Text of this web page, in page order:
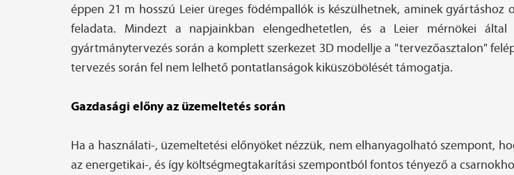
éppen 21 m hosszú Leier üreges födémpallók is készülhetnek, aminek
feladata. Mindezt a napjainkban elengedhetetlen, és a Leier mérnökei
gyártmánytervezés során a komplett szerkezet 3D modellje a "tervezőasztalon"
tervezés során fel nem lelhető pontatlanságok kiküszöbölését támogatja.
Gazdasági előny az üzemeltetés során
Ha a használati-, üzemeltetési előnyöket nézzük, nem elhanyagolható szempont,
az energetikai-, és így költségmegtakarítási szempontból fontos tényező a